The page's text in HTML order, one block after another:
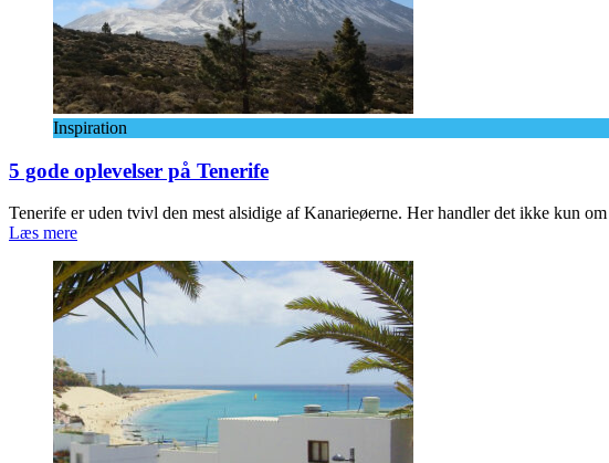
Inspiration
5 gode oplevelser på Tenerife
Tenerife er uden tvivl den mest alsidige af Kanarieøerne. Her handler det ikke kun
Læs mere